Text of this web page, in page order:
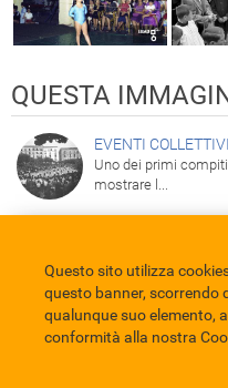
QUESTA
EVENTI COLLETTIVI
Uno dei primi
mostrare l...
Comune di Eboli Servizio
Credits
Questo sito utilizza
questo banner, scorrendo
qualunque suo elemento,
conformità alla nostra